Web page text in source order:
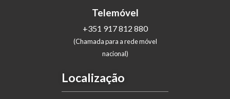
Telemóvel
+351 917 812 880
(Chamada para a rede móvel
nacional)
Localização